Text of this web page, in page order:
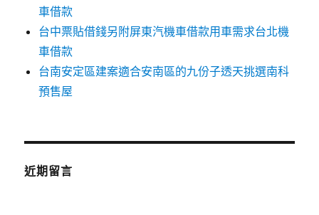
車借款
台中票貼借錢另附屏東汽機車借款用車需求台北機
車借款
台南安定區建案適合安南區的九份子透天挑選南科
預售屋
近期留言